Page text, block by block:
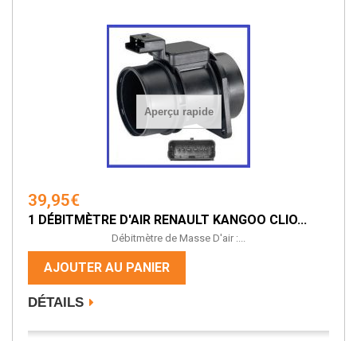
Aperçu rapide
39,95€
1 DÉBITMÈTRE D'AIR RENAULT KANGOO CLIO...
Débitmètre de Masse D'air :...
AJOUTER AU PANIER
DÉTAILS